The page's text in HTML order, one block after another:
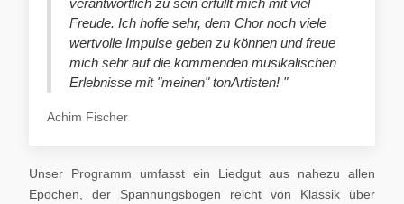
Freude. Ich hoffe sehr, dem Chor noch viele
wertvolle Impulse geben zu können und freue
mich sehr auf die kommenden musikalischen
Erlebnisse mit "meinen" tonArtisten! "
Achim Fischer
Unser Programm umfasst ein Liedgut aus nahezu allen
Epochen, der Spannungsbogen reicht von Klassik über